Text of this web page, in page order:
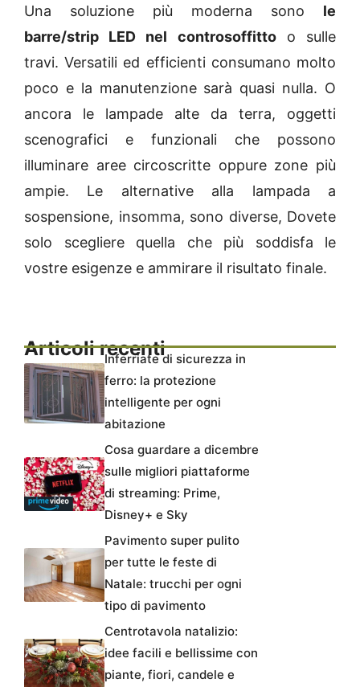
Una soluzione più moderna sono le
barre/strip LED nel controsoffittoo sulle
travi. Versatili ed efficienti consumano molto
poco e la manutenzione sarà quasi nulla. O
ancora le lampade alte da terra, oggetti
scenografici e funzionali che possono
illuminare aree circoscritte oppure zone più
ampie. Le alternative alla lampada a
sospensione, insomma, sono diverse, Dovete
solo scegliere quella che più soddisfa le
vostre esigenze e ammirare il risultato finale.
Articoli recentiInferriate di sicurezza in
ferro: la protezione
intelligente per ogni
abitazione
Cosa guardare a dicembre
sulle migliori piattaforme
di streaming: Prime,
Disney+ e Sky
Pavimento super pulito
per tutte le feste di
Natale: trucchi per ogni
tipo di pavimento
Centrotavola natalizio:
idee facili e bellissime con
piante, fiori, candele e